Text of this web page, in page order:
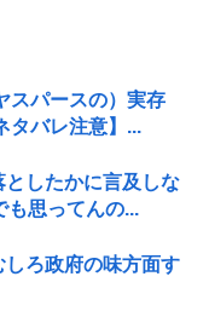
スパースの）実存
タバレ注意】...
としたかに言及しな
も思ってんの...
ろ政府の味方面す